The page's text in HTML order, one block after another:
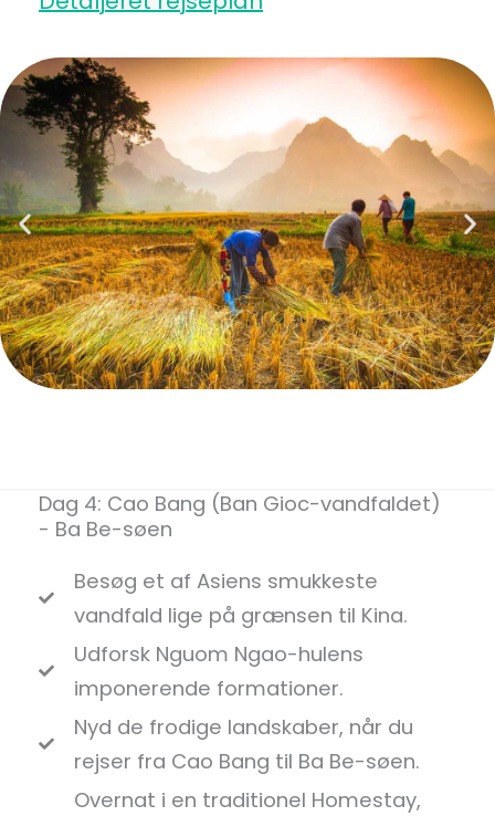
Dag 4: Cao Bang (Ban Gioc-vandfaldet)
- Ba Be-søen
Besøg et af Asiens smukkeste
vandfald lige på grænsen til Kina.
Udforsk Nguom Ngao-hulens
imponerende formationer.
Nyd de frodige landskaber, når du
rejser fra Cao Bang til Ba Be-søen.
Overnat i en traditionel Homestay,